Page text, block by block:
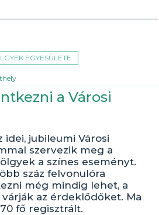
EGYESÜLETE
a Városi
idei, jubileumi Városi
szervezik meg a
a színes eseményt.
száz felvonulóra
még mindig lehet, a
az érdeklődőket. Ma
fő regisztrált.